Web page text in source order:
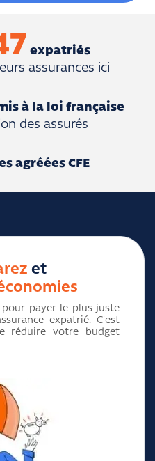
expatriés
assurances ici
à la loi française
des assurés
agréées CFE
et
pour payer le plus juste
expatrié. C'est
réduire votre budget